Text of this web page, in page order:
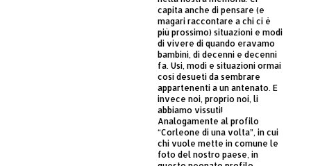
capita anche di pensare (e
magari raccontare a chi ci è
più prossimo) situazioni e modi
di vivere di quando eravamo
bambini, di decenni e decenni
fa. Usi, modi e situazioni ormai
così desueti da sembrare
appartenenti a un antenato. E
invece noi, proprio noi, li
abbiamo vissuti!
Analogamente al profilo
“Corleone di una volta”, in cui
chi vuole mette in comune le
foto del nostro paese, in